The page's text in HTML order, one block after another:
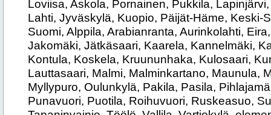
Loviisa, Askola, Pornainen, Pukkila,
Lahti, Jyväskylä, Kuopio, Päijät-Häme, Keski-
Suomi, Alppila, Arabianranta, Aurinkolahti,
Jakomäki, Jätkäsaari, Kaarela, Kannelmäki,
Kontula, Koskela, Kruununhaka, Kulosaari,
Lauttasaari, Malmi, Malminkartano, Maunula,
Myllypuro, Oulunkylä, Pakila, Pasila,
Punavuori, Puotila, Roihuvuori, Ruskeasuo,